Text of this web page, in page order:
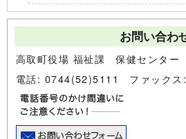
お問い合わ
高取町役場 福祉課 保健センター
電話: 0744(52)5111 ファックス